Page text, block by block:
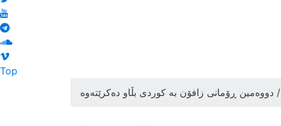
Top
/ دووەمین ڕۆمانی زافۆن بە کوردی بڵاو دەکرێتەوە